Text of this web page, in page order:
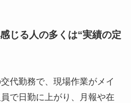
じる人の多くは“実績の定
代勤務で、現場作業がメイ
で日勤に上がり、月報や在